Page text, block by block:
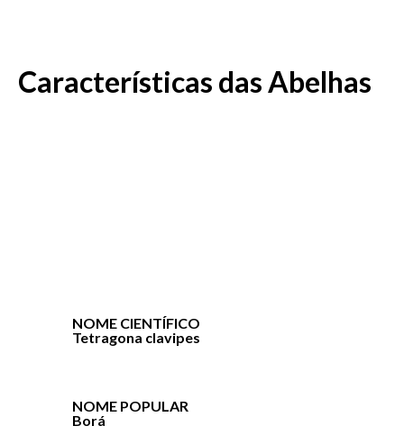
Características das Abelhas
NOME CIENTÍFICO
Tetragona clavipes
NOME POPULAR
Borá